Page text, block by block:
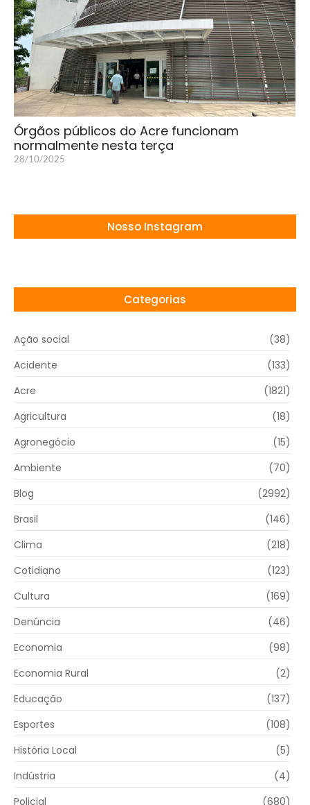
Órgãos públicos do Acre funcionam
normalmente nesta terça
28/10/2025
Nosso Instagram
Categorias
Ação social
(38)
Acidente
(133)
Acre
(1821)
Agricultura
(18)
Agronegócio
(15)
Ambiente
(70)
Blog
(2992)
Brasil
(146)
Clima
(218)
Cotidiano
(123)
Cultura
(169)
Denúncia
(46)
Economia
(98)
Economia Rural
(2)
Educação
(137)
Esportes
(108)
História Local
(5)
Indústria
(4)
Policial
(680)